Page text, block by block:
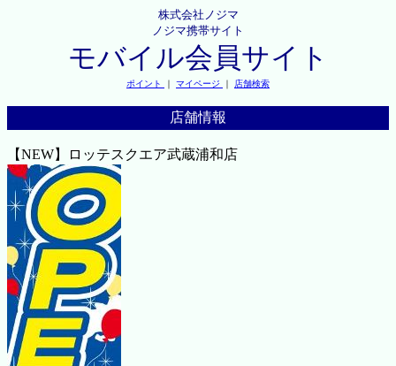
株式会社ノジマ
ノジマ携帯サイト
モバイル会員サイト
ポイント ｜ マイページ ｜ 店舗検索
店舗情報
【NEW】ロッテスクエア武蔵浦和店